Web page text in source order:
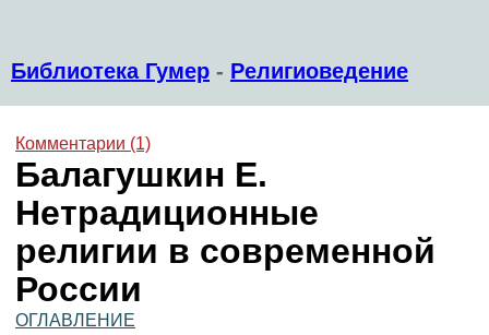
Библиотека Гумер - Религиоведение
Комментарии (1)
Балагушкин Е.
Нетрадиционные
религии в современной
России
ОГЛАВЛЕНИЕ